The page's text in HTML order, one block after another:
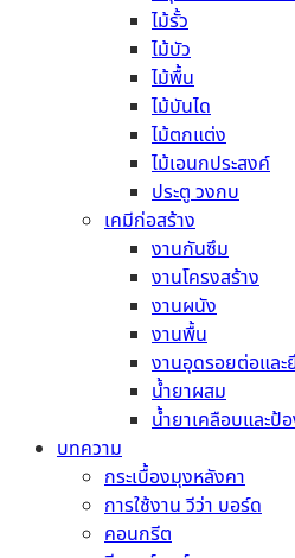
ไม้รั้ว
ไม้บัว
ไม้พื้น
ไม้บันได
ไม้ตกแต่ง
ไม้เอนกประสงค์
ประตู วงกบ
เคมีก่อสร้าง
งานกันซึม
งานโครงสร้าง
งานผนัง
งานพื้น
งานอุดรอยต่อแล
น้ำยาผสม
น้ำยาเคลือบและป้
บทความ
กระเบื้องมุงหลังคา
การใช้งาน วีว่า บอร์ด
คอนกรีต
การเลือกใช้สี– การเลือกใช้สีสั
ของผู้อยู่อาศัยได้ การเลือกสีสั
เบจ จะทำให้บ้านดูน่าอยู่ทุกช่ว
ต้องการเพิ่มจุดเด่นให้กับมุมใ
หรือเฟอร์นิเจอร์ที่เด่นสะดุดตา
การเลือกปูพื้น และผนัง– พื้นมิ
มีสีสอดคล้องกับผนัง เช่น พื้นก
ธรรมชาติ ผสมผสานเข้ากับก
เนียน โดยการใช้วัสดุอย่าง แ
ทำให้บ้านดูสะอาด และเป็นระเ
เพิ่มสีเขียว – ต้นไม้เล็กๆ จะช่
ไป การเพิ่มต้นไม้ ไม่ว่าจะเป็น
บริเวณจุดใดจุดหนึ่ง เช่น บนชั้
จุดที่ต้องการความสดชื่น ก็จะ
น้อยเลยทีเดียว